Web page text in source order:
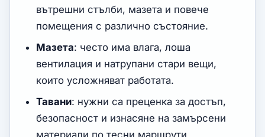
вътрешни стълби, мазета и повече
помещения с различно състояние.
Мазета: често има влага, лоша
вентилация и натрупани стари вещи,
които усложняват работата.
Тавани: нужни са преценка за достъп,
безопасност и изнасяне на замърсени
материали по тесни маршрути.